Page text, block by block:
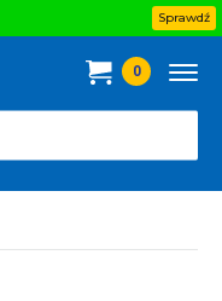
Sprawdź
0